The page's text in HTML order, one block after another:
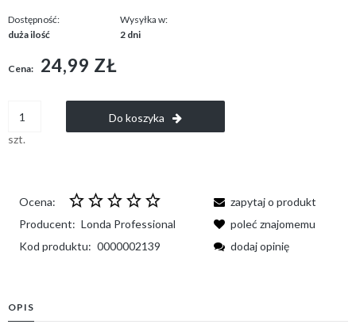
Dostępność:
duża ilość
Wysyłka w:
2 dni
Cena: 24,99 ZŁ
szt.
Do koszyka
Ocena:
Producent: Londa Professional
Kod produktu: 0000002139
zapytaj o produkt
poleć znajomemu
dodaj opinię
OPIS